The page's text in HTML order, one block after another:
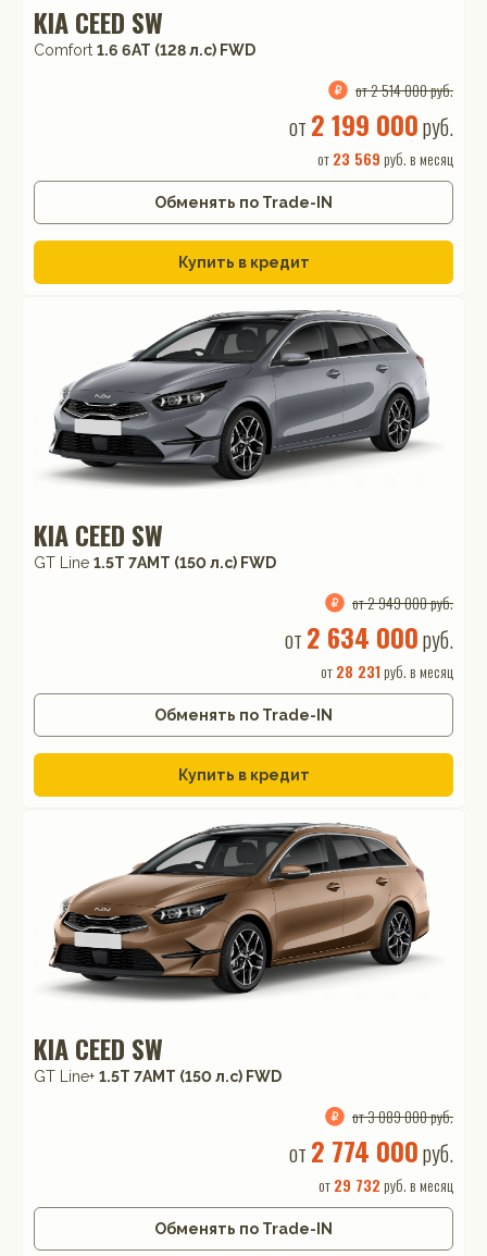
KIA CEED SW
Comfort 1.6 6AT (128 л.с) FWD
от 2 514 000 руб.
от 2 199 000руб.
от23 569 руб. в месяц
Обменять по Trade-IN
Купить в кредит
KIA CEED SW
GT Line 1.5T 7AMT (150 л.с) FWD
от 2 949 000 руб.
от 2 634 000руб.
от28 231 руб. в месяц
Обменять по Trade-IN
Купить в кредит
KIA CEED SW
GT Line+ 1.5T 7AMT (150 л.с) FWD
от 3 089 000 руб.
от 2 774 000руб.
от29 732 руб. в месяц
Обменять по Trade-IN